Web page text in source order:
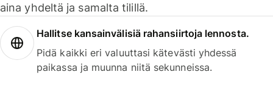
aina yhdeltä ja samalta tilillä.
Hallitse kansainvälisiä rahansiirtoja lennosta.
Pidä kaikki eri valuuttasi kätevästi yhdessä
paikassa ja muunna niitä sekunneissa.